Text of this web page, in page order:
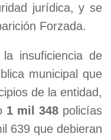
jurídica, y se
Forzada.
insuficiencia de
municipal que
de la entidad,
1 mil 348 policías
639 que debieran